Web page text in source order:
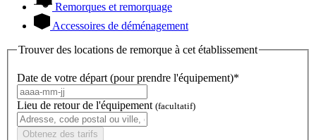
Remorques et remorquage
Accessoires de déménagement
Trouver des locations de remorque à cet établissement
Date de votre départ (pour prendre l'équipement)*
Lieu de retour de l'équipement (facultatif)
Obtenez des tarifs